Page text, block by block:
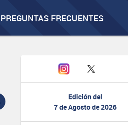
PREGUNTAS FRECUENTES
Edición del
7 de Agosto de 2026